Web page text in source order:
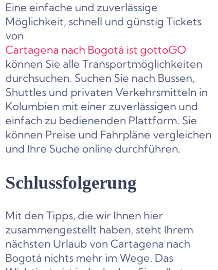
Eine einfache und zuverlässige
Möglichkeit, schnell und günstig Tickets
von
Cartagena nach Bogotá ist gottoGO
können Sie alle Transportmöglichkeiten
durchsuchen. Suchen Sie nach Bussen,
Shuttles und privaten Verkehrsmitteln in
Kolumbien mit einer zuverlässigen und
einfach zu bedienenden Plattform. Sie
können Preise und Fahrpläne vergleichen
und Ihre Suche online durchführen.
Schlussfolgerung
Mit den Tipps, die wir Ihnen hier
zusammengestellt haben, steht Ihrem
nächsten Urlaub von Cartagena nach
Bogotá nichts mehr im Wege. Das